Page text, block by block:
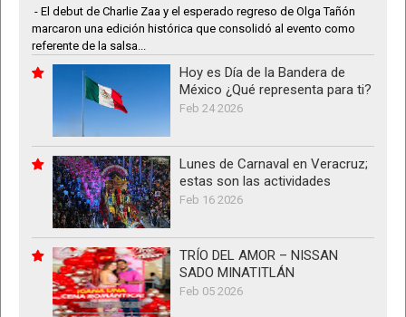
- El debut de Charlie Zaa y el esperado regreso de Olga Tañón
marcaron una edición histórica que consolidó al evento como
referente de la salsa...
Hoy es Día de la Bandera de
México ¿Qué representa para ti?
Feb 24 2026
Lunes de Carnaval en Veracruz;
estas son las actividades
Feb 16 2026
TRÍO DEL AMOR – NISSAN
SADO MINATITLÁN
Feb 05 2026